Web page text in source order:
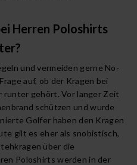
Herren Poloshirts
und vermeiden gerne No-
auf, ob der Kragen bei
runter gehört. Vor langer Zeit
schützen und wurde
Golfer haben den Kragen
gilt es eher als snobistisch,
über die
Poloshirts werden in der